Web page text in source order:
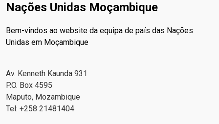
Nações Unidas Moçambique
Bem-vindos ao website da equipa de país das Nações
Unidas em Moçambique
Av. Kenneth Kaunda 931
P.O. Box 4595
Maputo, Mozambique
Tel: +258 21481404